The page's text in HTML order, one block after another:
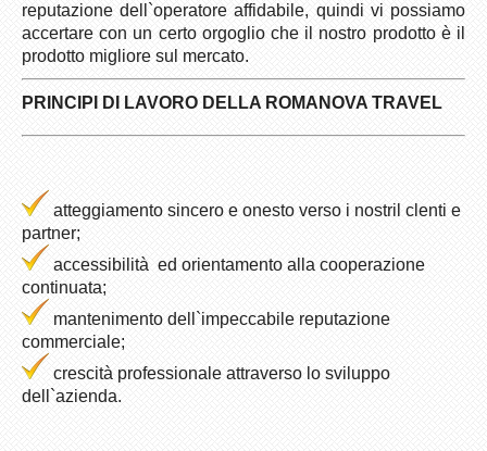
reputazione dell`operatore affidabile, quindi vi possiamo
accertare con un certo orgoglio che il nostro prodotto è il
prodotto migliore sul mercato.
PRINCIPI DI LAVORO DELLA ROMANOVA TRAVEL
atteggiamento sincero e onesto verso i nostril clenti e
partner;
accessibilità ed orientamento alla cooperazione
continuata;
mantenimento dell`impeccabile reputazione
commerciale;
crescità professionale attraverso lo sviluppo
dell`azienda.